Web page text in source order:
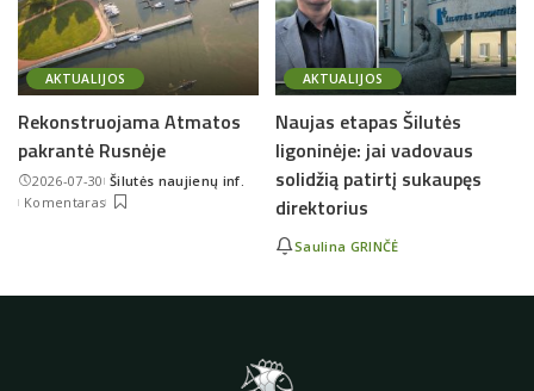
AKTUALIJOS
Rekonstruojama Atmatos
pakrantė Rusnėje
2026-07-30Posted
by
Šilutės naujienų inf.
Komentaras
AKTUALIJOS
Naujas etapas Šilutės
ligoninėje: jai vadovaus
solidžią patirtį sukaupęs
direktorius
Saulina GRINČĖ